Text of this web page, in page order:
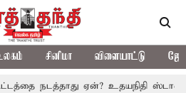
சினிமா விளையாட்டு
ஏன்? உதயநிதி ஸ்டாலின் கேள்வி